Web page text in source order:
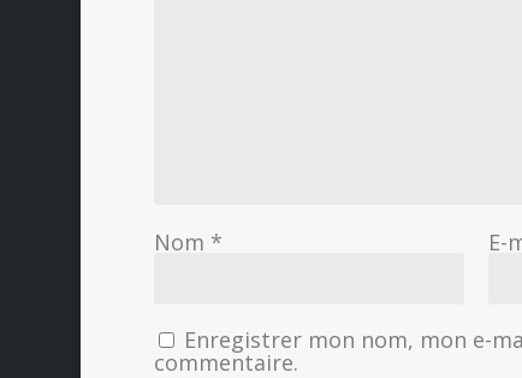
Nom * E-
Enregistrer mon nom, mon e-
commentaire.